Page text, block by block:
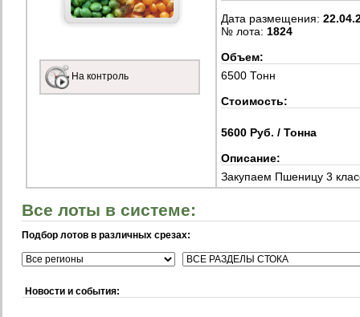
На контроль
Дата размещения:
№ лота: 1824
Объем:
6500 Тонн
Стоимость:
5600 Руб. / Тонна
Описание:
Закупаем Пшеницу 3
Все лоты в системе:
Подбор лотов в различных срезах:
Новости и события: